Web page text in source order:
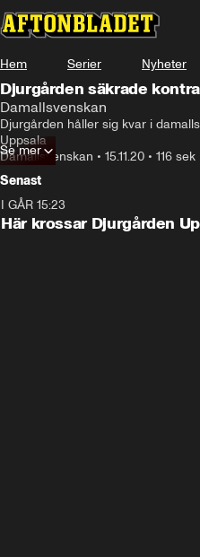
Hem Serier Nyheter
Djurgården säkrade
Damallsvenskan
Djurgården håller sig kvar i
Uppsala
Damallsvenskan • 15.11.20 • 116 sek
Se mer
Senast
I GÅR 15:23
Här krossar Djurgården